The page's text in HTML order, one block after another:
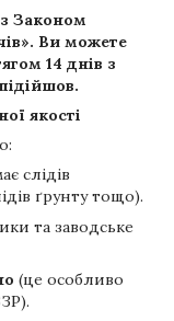
Законом
Ви можете
14 днів з
якості
слідів
ґрунту тощо).
та заводське
(це особливо